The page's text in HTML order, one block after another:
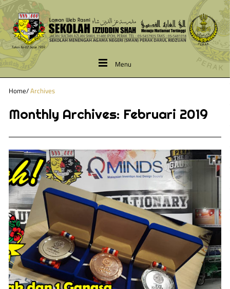
Menu
Home/Archives
Monthly Archives: Februari 2019